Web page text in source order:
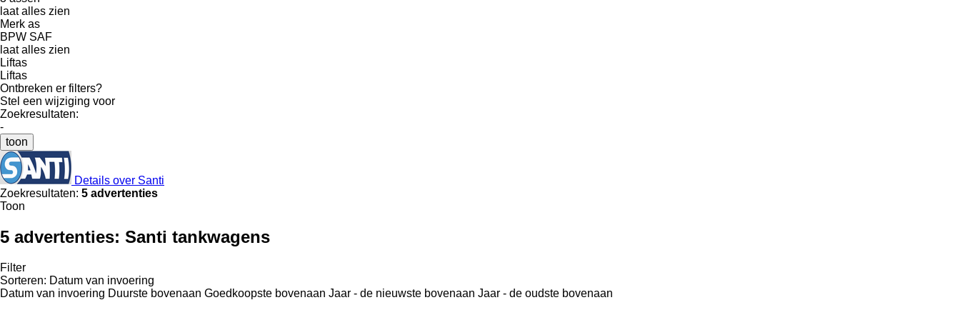
laat alles zien
Merk as
BPW SAF
laat alles zien
Liftas
Liftas
Ontbreken er filters?
Stel een wijziging voor
Zoekresultaten:
-
toon
Details over Santi
Zoekresultaten: 5 advertenties
Toon
5 advertenties: Santi tankwagens
Filter
Sorteren: Datum van invoering
Datum van invoering Duurste bovenaan Goedkoopste bovenaan Jaar - de nieuwste bovenaan Jaar - de oudste bovenaan